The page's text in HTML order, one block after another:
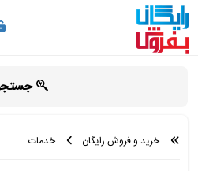
خرید و فروش رایگان خدمات